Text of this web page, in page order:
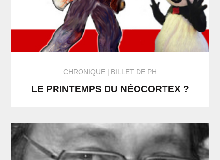
CHRONIQUE BILLET DE PH
LE PRINTEMPS DU NÉOCORTEX ?